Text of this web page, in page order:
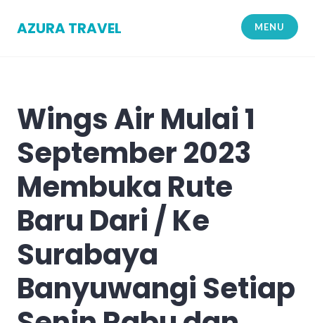
AZURA TRAVEL MENU
Wings Air Mulai 1
September 2023
Membuka Rute
Baru Dari / Ke
Surabaya
Banyuwangi Setiap